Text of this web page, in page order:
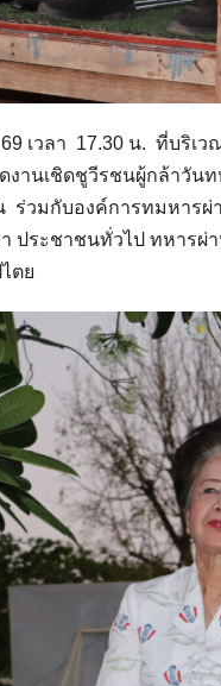
69 เวลา 17.30 น. ที่บริ
งานเชิดชูวีรชนผู้กล้าวั
ร่วมกับองค์การทมหาร
ประชาชนทั่วไป ทหารผ่
ตย